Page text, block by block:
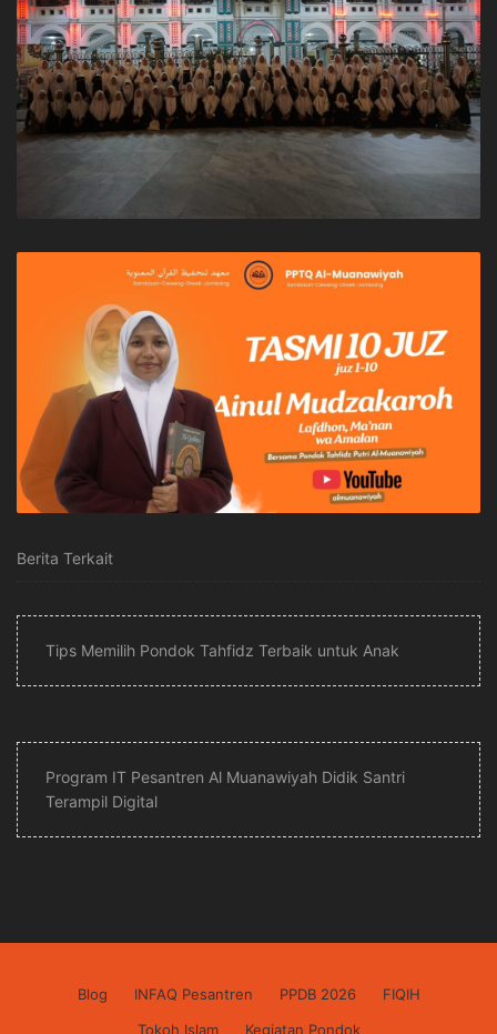
Berita Terkait
Tips Memilih Pondok Tahfidz Terbaik untuk Anak
Program IT Pesantren Al Muanawiyah Didik Santri
Terampil Digital
Blog INFAQ Pesantren PPDB 2026
FIQIH
Tokoh Islam
Kegiatan Pondok